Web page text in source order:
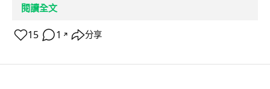
閱讀全文
15 1 ↗ 分享